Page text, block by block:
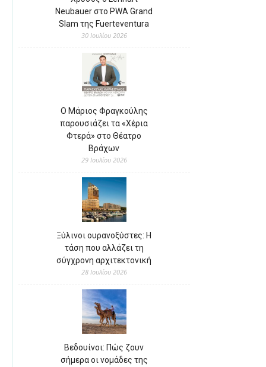
Neubauer στο PWA Grand
Slam της Fuerteventura
30 Ιουλίου 2026
Ο Μάριος Φραγκούλης
παρουσιάζει τα «Χέρια
Φτερά» στο Θέατρο
Βράχων
29 Ιουλίου 2026
Ξύλινοι ουρανοξύστες: Η
τάση που αλλάζει τη
σύγχρονη αρχιτεκτονική
28 Ιουλίου 2026
Βεδουίνοι: Πώς ζουν
σήμερα οι νομάδες της